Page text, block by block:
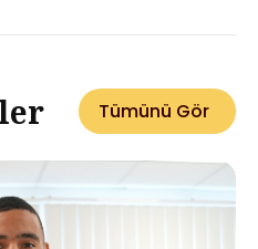
Tümünü Gör